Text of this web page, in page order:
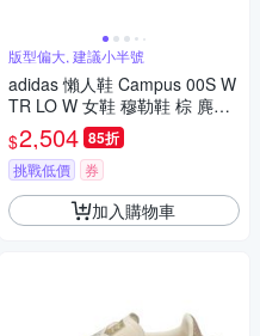
版型偏大, 建議小半號
adidas 懶人鞋 Campus 00S W
TR LO W 女鞋 穆勒鞋 棕 麂皮
厚底 絨毛 JR3731
$2,504 85折
挑戰低價 券
加入購物車